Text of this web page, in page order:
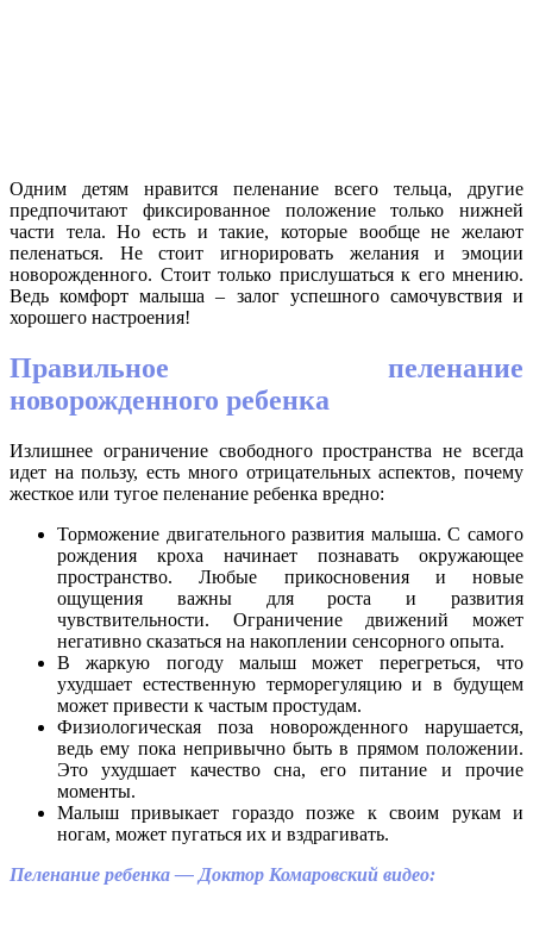
Одним детям нравится пеленание всего тельца, другие
предпочитают фиксированное положение только нижней
части тела. Но есть и такие, которые вообще не желают
пеленаться. Не стоит игнорировать желания и эмоции
новорожденного. Стоит только прислушаться к его мнению.
Ведь комфорт малыша – залог успешного самочувствия и
хорошего настроения!
Правильное пеленание
новорожденного ребенка
Излишнее ограничение свободного пространства не всегда
идет на пользу, есть много отрицательных аспектов, почему
жесткое или тугое пеленание ребенка вредно:
Торможение двигательного развития малыша. С самого
рождения кроха начинает познавать окружающее
пространство. Любые прикосновения и новые
ощущения важны для роста и развития
чувствительности. Ограничение движений может
негативно сказаться на накоплении сенсорного опыта.
В жаркую погоду малыш может перегреться, что
ухудшает естественную терморегуляцию и в будущем
может привести к частым простудам.
Физиологическая поза новорожденного нарушается,
ведь ему пока непривычно быть в прямом положении.
Это ухудшает качество сна, его питание и прочие
моменты.
Малыш привыкает гораздо позже к своим рукам и
ногам, может пугаться их и вздрагивать.
Пеленание ребенка — Доктор Комаровский видео: